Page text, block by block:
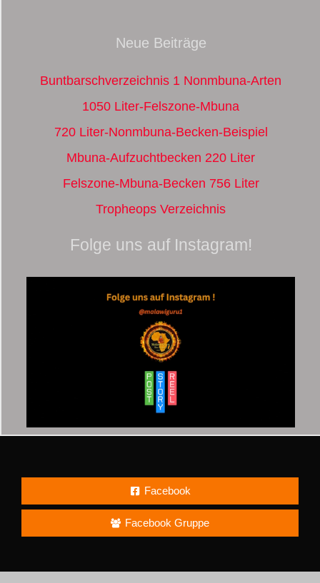
Neue Beiträge
Buntbarschverzeichnis 1 Nonmbuna-Arten
1050 Liter-Felszone-Mbuna
720 Liter-Nonmbuna-Becken-Beispiel
Mbuna-Aufzuchtbecken 220 Liter
Felszone-Mbuna-Becken 756 Liter
Tropheops Verzeichnis
Folge uns auf Instagram!
Facebook
Facebook Gruppe